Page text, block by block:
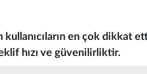
kullanıcıların en çok dikkat
hızı ve güvenilirliktir.